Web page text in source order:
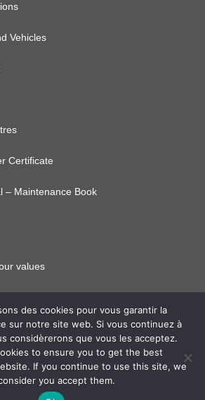
Vehicles
Certificate
– Maintenance Book
values
Fruehauf Legal Notice
des cookies pour vous garantir la
sur notre site web. Si vous continuez à
considèrerons que vous les acceptez.
to ensure you to get the best
If you continue to use this site, we
you accept them.